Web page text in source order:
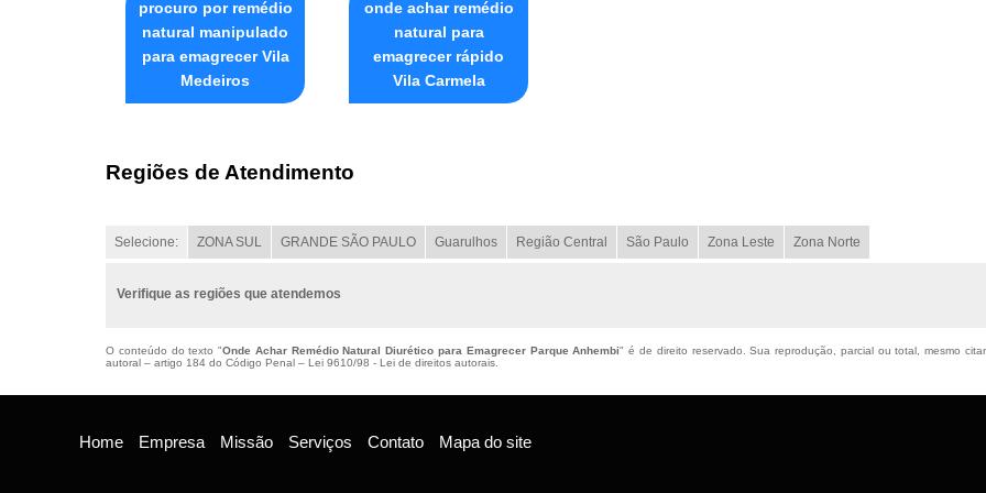
procuro por remédio
natural manipulado
para emagrecer Vila
Medeiros
onde achar remédio
natural para
emagrecer rápido
Vila Carmela
Regiões de Atendimento
Selecione: ZONA SUL GRANDE SÃO PAULO Guarulhos Região Central São Paulo Zona Leste Zona Norte
Verifique as regiões que atendemos
O conteúdo do texto "Onde Achar Remédio Natural Diurético para Emagrecer Parque Anhembi" é de direito reservado. Sua reprodução, parcial ou total, mesmo
autoral – artigo 184 do Código Penal – Lei 9610/98 - Lei de direitos autorais
Home Empresa Missão Serviços Contato Mapa do site